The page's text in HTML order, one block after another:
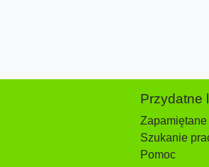
Przydatne
Zapamiętane
Szukanie
Pomoc